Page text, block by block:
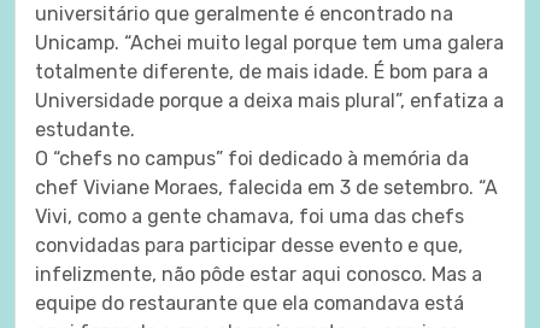
universitário que geralmente é encontrado na
Unicamp. “Achei muito legal porque tem uma galera
totalmente diferente, de mais idade. É bom para a
Universidade porque a deixa mais plural”, enfatiza a
estudante.
O “chefs no campus” foi dedicado à memória da
chef Viviane Moraes, falecida em 3 de setembro. “A
Vivi, como a gente chamava, foi uma das chefs
convidadas para participar desse evento e que,
infelizmente, não pôde estar aqui conosco. Mas a
equipe do restaurante que ela comandava está